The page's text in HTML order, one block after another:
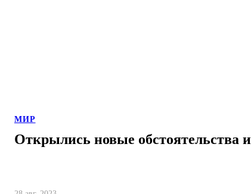
МИР
Открылись новые обстоятельства